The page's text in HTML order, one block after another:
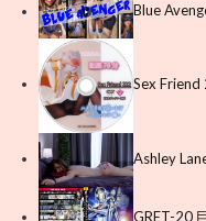
Blue
Sex
Ashley
GRET-20